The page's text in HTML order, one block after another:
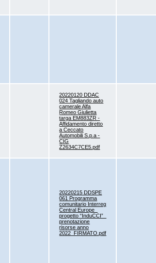
20220120 DDAC
024 Tagliando auto
camerale Alfa
Romeo Giulietta
targa EM883ZR -
Affidamento diretto
a Ceccato
Automobili S.p.a -
CIG
Z2634C7CE5.pdf
20220215 DDSPE
061 Programma
comunitario Interreg
Central Europe_
progetto “InduCCI”_
prenotazione
risorse anno
2022_FIRMATO.pdf